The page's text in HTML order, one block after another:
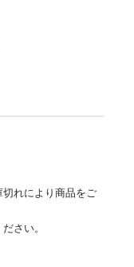
れにより商品をご
さい。